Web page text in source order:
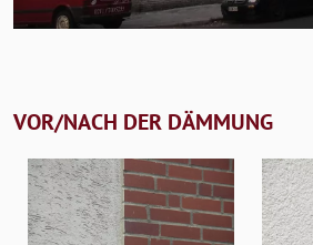
VOR/NACH DER DÄMMUNG